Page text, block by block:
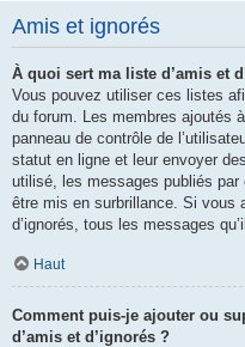
Amis et ignorés
À quoi sert ma liste d’amis et
Vous pouvez utiliser ces listes
du forum. Les membres ajoutés
panneau de contrôle de
statut en ligne et leur envoyer
utilisé, les messages publiés
être mis en surbrillance. Si vous
d’ignorés, tous les messages
Haut
Comment puis-je ajouter ou
d’amis et d’ignorés ?